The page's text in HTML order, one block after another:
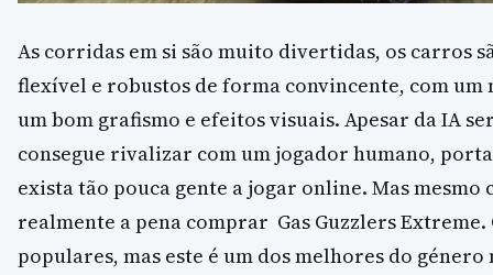
As corridas em si são muito divertidas, os carros
flexível e robustos de forma convincente, com um
um bom grafismo e efeitos visuais. Apesar da IA
consegue rivalizar com um jogador humano,
exista tão pouca gente a jogar online. Mas mesmo
realmente a pena comprar Gas Guzzlers Extreme.
populares, mas este é um dos melhores do